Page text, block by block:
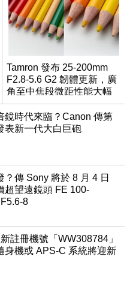
Tamron 發布 25-200mm
F2.8-5.6 G2 韌體更新，廣
角至中焦段微距性能大幅
升級
鏡時代來臨？Canon 傳第
表新一代大白巨砲
？傳 Sony 將於 8 月 4 日
超望遠鏡頭 FE 100-
8
註冊機號「WW308784」
身機或 APS-C 系統將迎新